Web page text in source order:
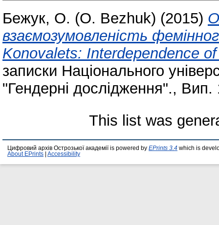
Бежук, О. (О. Bezhuk) (2015)
взаємозумовленість
Konovalets: Interdependence
записки Національного
"Гендерні дослідження".,
This list was
Цифровий архів Острозької академії is powered by EPrints 3.4 which is
About EPrints
Accessibility